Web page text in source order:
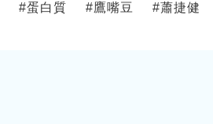
#蛋白質 #鷹嘴豆 #蕭捷健